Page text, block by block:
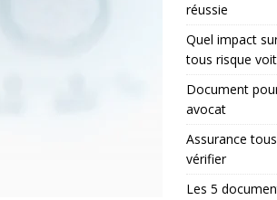
réussie
Quel impact
tous risque
Document
avocat
Assurance
vérifier
Les 5